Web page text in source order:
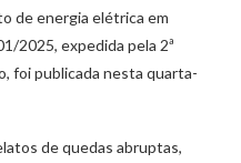
de energia elétrica em
2025, expedida pela 2ª
foi publicada nesta quarta-
de quedas abruptas,